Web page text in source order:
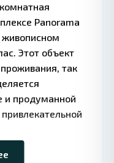
Panorama
живописном
Этот объект
так
продуманной
OpenStreetMap